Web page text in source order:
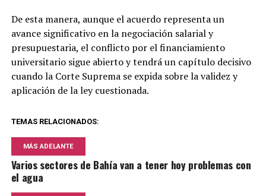
De esta manera, aunque el acuerdo representa un
avance significativo en la negociación salarial y
presupuestaria, el conflicto por el financiamiento
universitario sigue abierto y tendrá un capítulo decisivo
cuando la Corte Suprema se expida sobre la validez y
aplicación de la ley cuestionada.
TEMAS RELACIONADOS:
MÁS ADELANTE
Varios sectores de Bahía van a tener hoy problemas con
el agua